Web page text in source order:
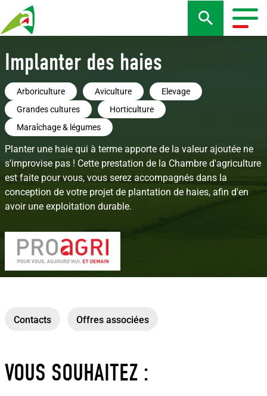
au
contenu
Implanter des haies
Arboriculture Aviculture
Elevage
Grandes cultures
Horticulture
Maraîchage & légumes
Planter une haie qui à terme apporte de la valeur ajoutée ne
s'improvise pas ! Cette prestation de la Chambre d'agriculture
est faite pour vous, vous serez accompagnés dans la
conception de votre projet de plantation de haies, afin d'en
avoir une exploitation durable.
Contacts Offres associées
VOUS SOUHAITEZ :